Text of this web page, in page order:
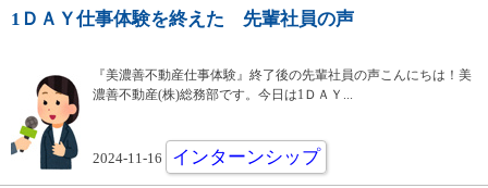
1ＤＡＹ仕事体験を終えた 先輩社員の声
『美濃善不動産仕事体験』終了後の先輩社員の声こんにちは！美
濃善不動産(株)総務部です。今日は1ＤＡＹ...
2024-11-16 インターンシップ